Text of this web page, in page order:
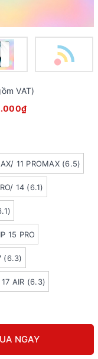
VAT)
11 PROMAX (6.5)
14 (6.1)
IP 15 PRO
(6.3)
17 AIR (6.3)
NGAY